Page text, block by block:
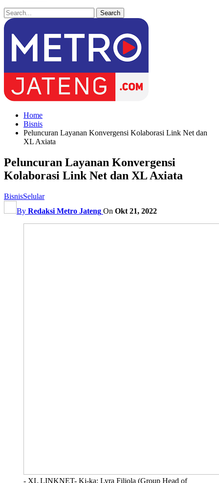
Home
Bisnis
Peluncuran Layanan Konvergensi Kolaborasi Link Net dan
XL Axiata
Peluncuran Layanan Konvergensi
Kolaborasi Link Net dan XL Axiata
BisnisSelular
By Redaksi Metro Jateng On Okt 21, 2022
- XL LINKNET- Ki-ka: Lyra Filiola (Group Head of